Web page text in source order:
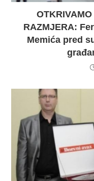
RAZMJERA:
Memića pred